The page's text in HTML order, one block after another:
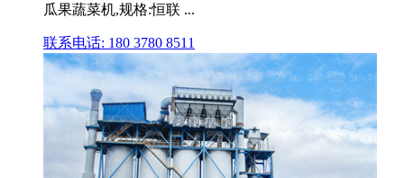
瓜果蔬菜机,规格:恒联 ...
联系电话: 180 3780 8511